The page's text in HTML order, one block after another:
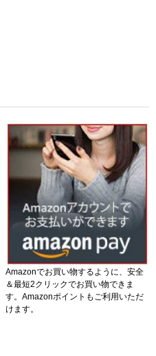
Amazonでお買い物するように、安全
＆最短2クリックでお買い物できま
す。Amazonポイントもご利用いただ
けます。